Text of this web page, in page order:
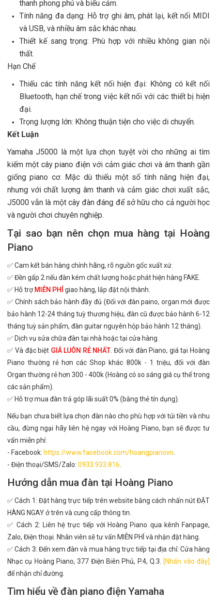
thanh phong phú và biểu cảm.
Tính năng đa dạng: Hỗ trợ ghi âm, phát lại, kết nối MIDI
và USB, và nhiều âm sắc khác nhau.
Thiết kế sang trọng: Phù hợp với nhiều không gian nội
thất.
Hạn Chế
Thiếu các tính năng kết nối hiện đại: Không có kết nối
Bluetooth, hạn chế trong việc kết nối với các thiết bị hiện
đại.
Trọng lượng lớn: Không thuận tiện cho việc di chuyển.
Kết Luận
Yamaha J5000 là một lựa chọn tuyệt vời cho những ai tìm
kiếm một cây piano điện với cảm giác chơi và âm thanh gần
giống piano cơ. Mặc dù thiếu một số tính năng hiện đại,
nhưng với chất lượng âm thanh và cảm giác chơi xuất sắc,
J5000 vẫn là một cây đàn đáng để sở hữu cho cả người học
và người chơi chuyên nghiệp.
Tại sao bạn nên chọn mua hàng tại Hoàng
Piano
✅ Cam kết bán hàng chính hãng, rõ nguồn gốc xuất xứ.
✅ Đền gấp 2 nếu đàn kém chất lượng hoặc phát hiện hàng FAKE.
✅ Hỗ trợ MIỄN PHÍ giao hàng, lắp đặt nội thành.
✅ Chính sách bảo hành đầy đủ (Đối với đàn paino, organ mới được
bảo hành 12-24 tháng tuỳ thương hiệu, đàn cũ được bảo hành 6-12
tháng tuỳ sản phẩm, đàn guitar nguyên hộp bảo hành 12 tháng).
✅ Dịch vụ sửa chữa đàn tại nhà hoặc tại cửa hàng.
✅ Và đặc biệt GIÁ LUÔN RẺ NHẤT . Đối với đàn Piano, giá tại Hoàng
Piano thường rẻ hơn các Shop khác 800k - 1 triệu, đối với đàn
Organ thường rẻ hơn 300 - 400k (Hoàng có so sáng giá cụ thể trong
các sản phẩm).
✅ Hỗ trợ mua đàn trả góp lãi suất 0% (bằng thẻ tín dụng).
Nếu bạn chưa biết lựa chọn đàn nào cho phù hợp với túi tiền và nhu
cầu, đừng ngại hãy liên hệ ngay với Hoàng Piano, bạn sẽ được tư
vấn miễn phí:
- Facebook: https://www.facebook.com/hoangpianovn
- Điện thoại/SMS/Zalo: 0933.933.816
Hướng dẫn mua đàn tại Hoàng Piano
✅ Cách 1: Đặt hàng trực tiếp trên website bằng cách nhấn nút ĐẶT
HÀNG NGAY ở trên và cung cấp thông tin.
✅ Cách 2: Liên hệ trực tiếp với Hoàng Piano qua kênh Fanpage,
Zalo, Điện thoại. Nhân viên sẽ tư vấn MIỄN PHÍ và nhận đặt hàng.
✅ Cách 3: Đến xem đàn và mua hàng trực tiếp tại địa chỉ: Cửa hàng
Nhạc cụ Hoàng Piano, 377 Điện Biên Phủ, P.4, Q.3.
[Nhấn vào đây]
để nhận chỉ đường.
Tìm hiểu về đàn piano điện Yamaha